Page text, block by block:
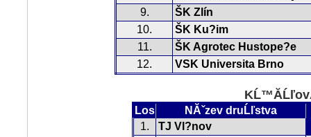
9.
ŠK Zlín
10.
ŠK Ku?im
11.
ŠK Agrotec Hustope?e
12.
VSK Universita Brno
Los
NĂˇzev druĹľstva
1.
TJ Vl?nov